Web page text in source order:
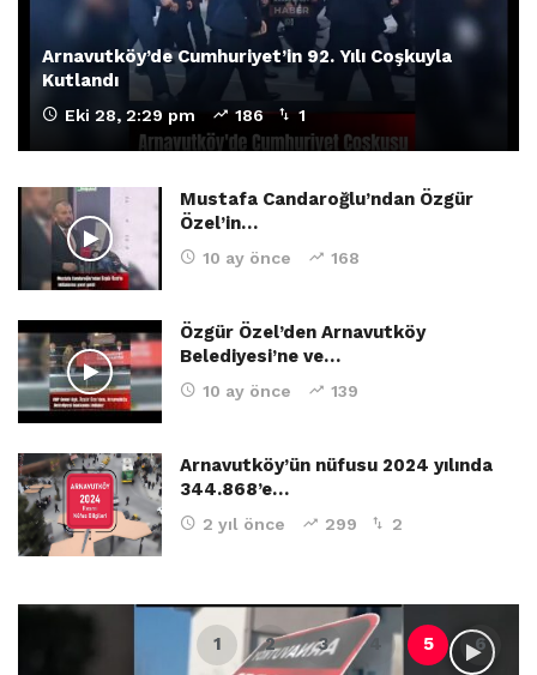
Arnavutköy’de Cumhuriyet’in 92. Yılı Coşkuyla
Kutlandı
Eki 28, 2:29 pm 186 1
Mustafa Candaroğlu’ndan Özgür
Özel’in…
10 ay önce 168
Özgür Özel’den Arnavutköy
Belediyesi’ne ve…
10 ay önce 139
Arnavutköy’ün nüfusu 2024 yılında
344.868’e…
2 yıl önce 299 2